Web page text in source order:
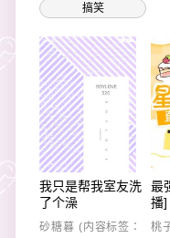
搞笑
我只是帮我室友洗
了个澡
砂糖暮 (内容标签：
最
播]
桃